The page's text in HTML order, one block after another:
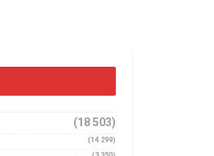
(18 503)
(14 299)